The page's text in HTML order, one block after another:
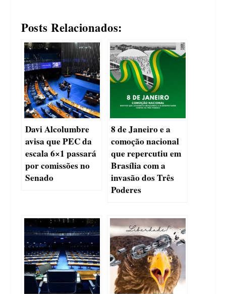
Posts Relacionados:
Davi Alcolumbre
avisa que PEC da
escala 6×1 passará
por comissões no
Senado
8 de Janeiro e a
comoção nacional
que repercutiu em
Brasília com a
invasão dos Três
Poderes